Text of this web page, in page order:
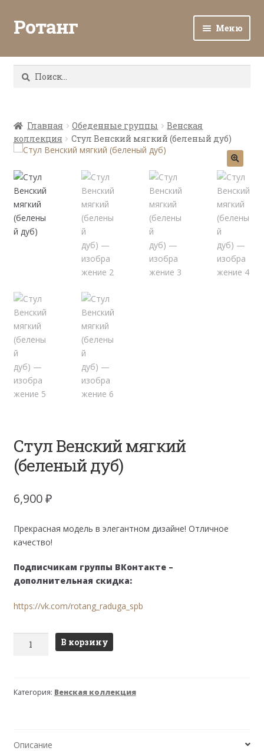
Ротанг Меню
Каталог
Все о ротанге
Ротанг оптом
Контакты
Найти:
Главная Обеденные группы
Венская
коллекция
Стул Венский мягкий (беленый дуб)
Стул Венский мягкий
(беленый дуб)
6,900₽
Прекрасная модель в элегантном дизайне! Отличное
качество!
Подписчикам группы ВКонтакте –
дополнительная скидка:
https://vk.com/rotang_raduga_spb
Количество
мягкий
В корзину
Категория: Венская коллекция
Описание